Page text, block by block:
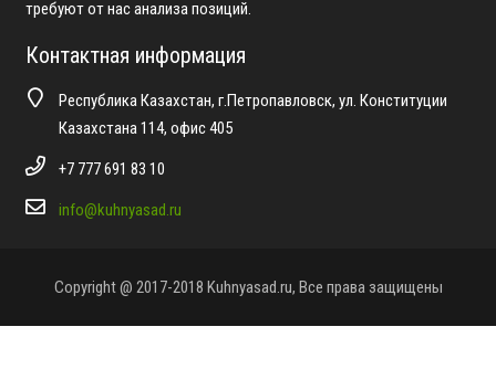
требуют от нас анализа позиций.
Контактная информация
Республика Казахстан, г.Петропавловск, ул. Конституции
Казахстана 114, офис 405
+7 777 691 83 10
info@kuhnyasad.ru
Copyright @ 2017-2018 Kuhnyasad.ru, Все права защищены